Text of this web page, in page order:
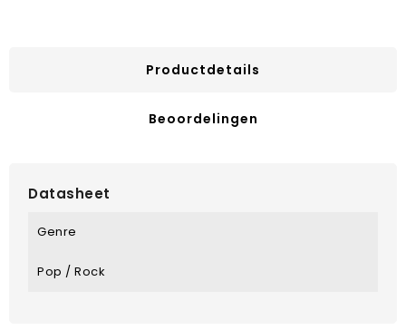
Productdetails
Beoordelingen
Datasheet
Genre
Pop / Rock